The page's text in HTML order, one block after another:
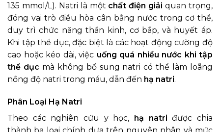
135 mmol/L). Natri là một chất điện giải quan trọng,
đóng vai trò điều hòa cân bằng nước trong cơ thể,
duy trì chức năng thần kinh, cơ bắp, và huyết áp.
Khi tập thể dục, đặc biệt là các hoạt động cường độ
cao hoặc kéo dài, việc uống quá nhiều nước khi tập
thể dục mà không bổ sung natri có thể làm loãng
nồng độ natri trong máu, dẫn đến hạ natri.
Phân Loại Hạ Natri
Theo các nghiên cứu y học, hạ natri được chia
thành ba loại chính dựa trên nguyên nhân và mức